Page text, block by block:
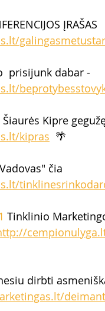
ĮRAŠAS
prisijunk dabar -
Kipre
kipras
  🌴
čia
Tinklinio
dirbti